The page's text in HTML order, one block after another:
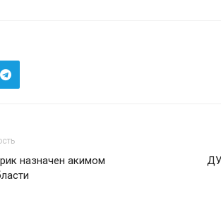
назначен акимом